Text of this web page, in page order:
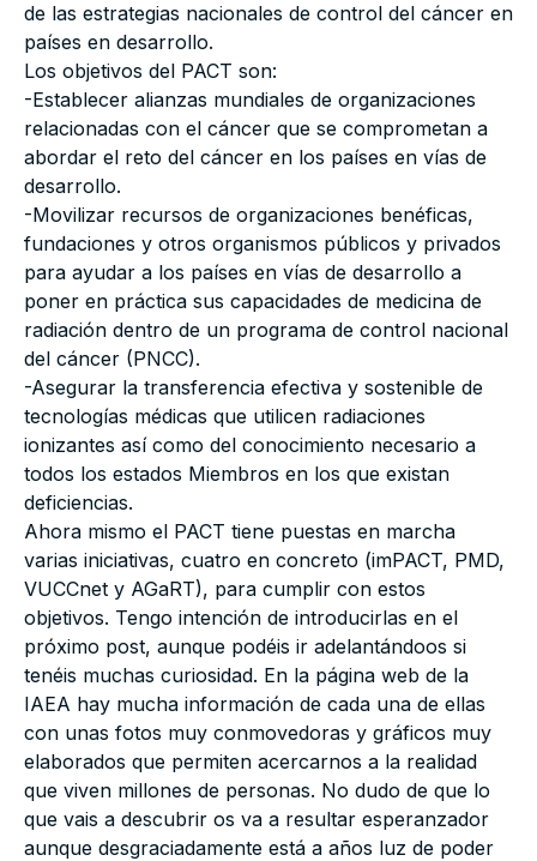
de las estrategias nacionales de control del cáncer en
países en desarrollo.
Los objetivos del PACT son:
-Establecer alianzas mundiales de organizaciones
relacionadas con el cáncer que se comprometan a
abordar el reto del cáncer en los países en vías de
desarrollo.
-Movilizar recursos de organizaciones benéficas,
fundaciones y otros organismos públicos y privados
para ayudar a los países en vías de desarrollo a
poner en práctica sus capacidades de medicina de
radiación dentro de un programa de control nacional
del cáncer (PNCC).
-Asegurar la transferencia efectiva y sostenible de
tecnologías médicas que utilicen radiaciones
ionizantes así como del conocimiento necesario a
todos los estados Miembros en los que existan
deficiencias.
Ahora mismo el PACT tiene puestas en marcha
varias iniciativas, cuatro en concreto (imPACT, PMD,
VUCCnet y AGaRT), para cumplir con estos
objetivos. Tengo intención de introducirlas en el
próximo post, aunque podéis ir adelantándoos si
tenéis muchas curiosidad. En la página web de la
IAEA hay mucha información de cada una de ellas
con unas fotos muy conmovedoras y gráficos muy
elaborados que permiten acercarnos a la realidad
que viven millones de personas. No dudo de que lo
que vais a descubrir os va a resultar esperanzador
aunque desgraciadamente está a años luz de poder